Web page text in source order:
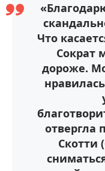
Что
Сократ
дороже.
отвергла
Скотти